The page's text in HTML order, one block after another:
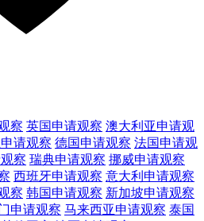
察 英国申请观察 澳大利亚申请观
申请观察 德国申请观察 法国申请观
察 瑞典申请观察 挪威申请观察
西班牙申请观察 意大利 申请观察
察 韩国申请观察 新加坡申请观察
申请观察 马来西亚申请观察 泰国